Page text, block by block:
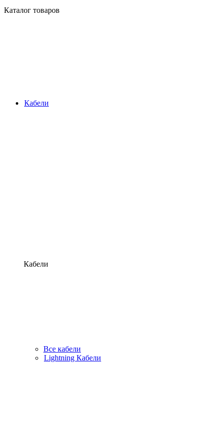
Каталог товаров
Кабели
Кабели
Все кабели
Lightning Кабели